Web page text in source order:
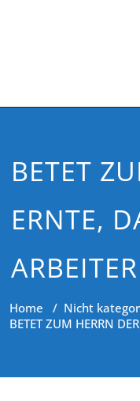
BETET
ERNTE,
Home / Nicht
BETET ZUM HERRN